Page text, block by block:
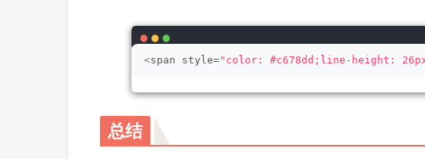
<span style="color: #c678dd;line-height:
总结